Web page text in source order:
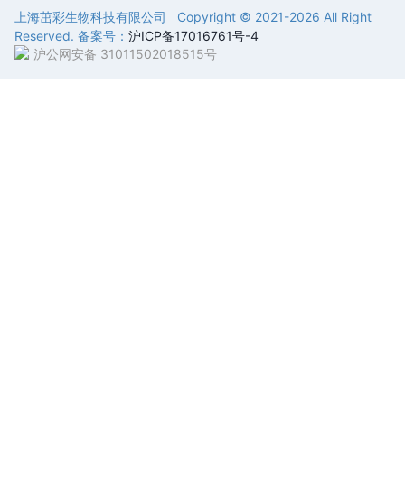
上海茁彩生物科技有限公司 Copyright © 2021-2026 All Right
Reserved. 备案号： 沪ICP备17016761号-4
沪公网安备 31011502018515号